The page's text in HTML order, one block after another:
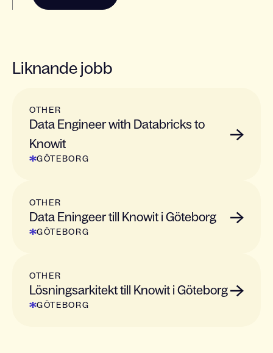
Liknande jobb
OTHER
Data Engineer with Databricks to
Knowit
GÖTEBORG
OTHER
Data Eningeer till Knowit i Göteborg
GÖTEBORG
OTHER
Lösningsarkitekt till Knowit i Göteborg
GÖTEBORG